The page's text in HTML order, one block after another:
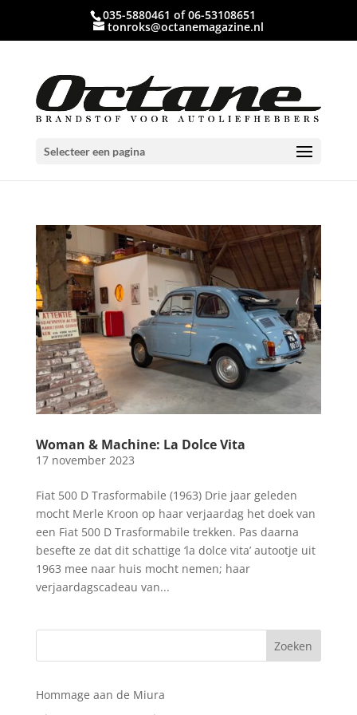
035-5880461 of 06-53108651
tonroks@octanemagazine.nl
Selecteer een pagina
Woman & Machine: La Dolce Vita
17 november 2023
Fiat 500 D Trasformabile (1963) Drie jaar geleden
mocht Merle Kroon op haar verjaardag het doek van
een Fiat 500 D Trasformabile trekken. Pas daarna
besefte ze dat dit schattige ‘la dolce vita’ autootje uit
1963 mee naar huis mocht nemen; haar
verjaardagscadeau van...
Hommage aan de Miura